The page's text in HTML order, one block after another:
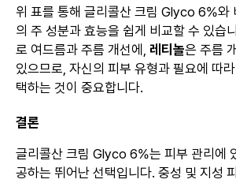
위 표를 통해 글리콜산 크림 Glyco 6%와
의 주 성분과 효능을 쉽게 비교할 수 있습
로 여드름과 주름 개선에, 레티놀은 주름
있으므로, 자신의 피부 유형과 필요에 따
택하는 것이 중요합니다.
결론
글리콜산 크림 Glyco 6%는 피부 관리에
공하는 뛰어난 선택입니다. 중성 및 지성